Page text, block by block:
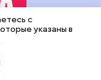
Департамента
города Москвы.
технологии
информации
с
указаны в